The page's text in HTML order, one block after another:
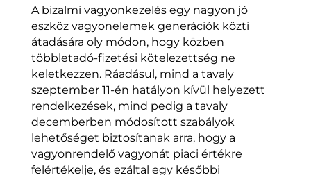
A bizalmi vagyonkezelés egy nagyon jó
eszköz vagyonelemek generációk közti
átadására oly módon, hogy közben
többletadó-fizetési kötelezettség ne
keletkezzen. Ráadásul, mind a tavaly
szeptember 11-én hatályon kívül helyezett
rendelkezések, mind pedig a tavaly
decemberben módosított szabályok
lehetőséget biztosítanak arra, hogy a
vagyonrendelő vagyonát piaci értékre
felértékelje, és ezáltal egy későbbi